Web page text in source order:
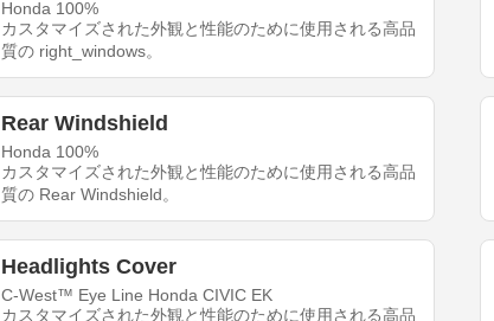
Honda 100%
カスタマイズされた外観と性能のために使用される高品
質の right_windows。
Rear Windshield
Honda 100%
カスタマイズされた外観と性能のために使用される高品
質の Rear Windshield。
Headlights Cover
C-West™ Eye Line Honda CIVIC EK
カスタマイズされた外観と性能のために使用される高品